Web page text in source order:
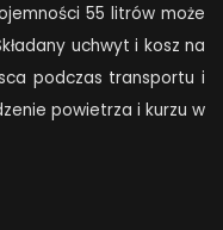
55 litrów może
uchwyt i kosz na
podczas transportu i
powietrza i kurzu w